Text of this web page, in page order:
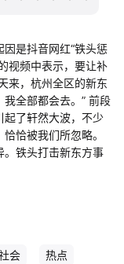
是抖音网红“铁头惩
视频中表示，要让补
来，杭州全区的新东
全部都会去。” 前段
起了轩然大波，不少
恰被我们所忽略。
。铁头打击新东方事
会 热点